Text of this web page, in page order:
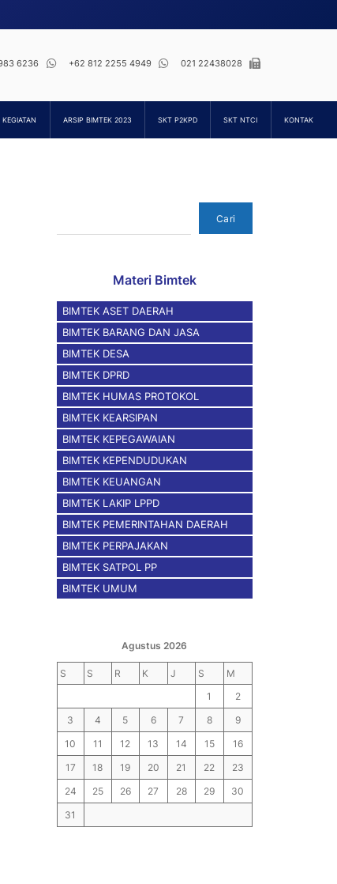
KEGIATAN ARSIP BIMTEK 2023 SKT P2KPD SKT NTCI KONTAK
6236 +62 812 2255 4949 021 22438028
Cari
Materi Bimtek
BIMTEK ASET DAERAH
BIMTEK BARANG DAN JASA
BIMTEK DESA
BIMTEK DPRD
BIMTEK HUMAS PROTOKOL
BIMTEK KEARSIPAN
BIMTEK KEPEGAWAIAN
BIMTEK KEPENDUDUKAN
BIMTEK KEUANGAN
BIMTEK LAKIP LPPD
BIMTEK PEMERINTAHAN DAERAH
BIMTEK PERPAJAKAN
BIMTEK SATPOL PP
BIMTEK UMUM
Agustus 2026
S S R K J S
M
1
2
3
4 5 6 7 8
9
10
11 12 13 14 15
16
17
18 19 20 21 22
23
24
25 26 27 28 29
30
31